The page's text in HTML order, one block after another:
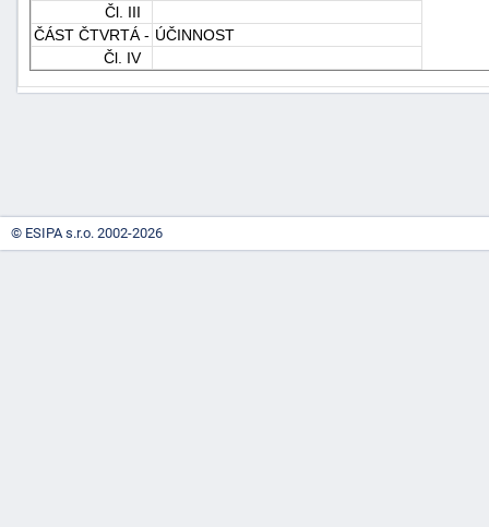
Čl. III
ČÁST ČTVRTÁ - ÚČINNOST
Čl. IV
© ESIPA s.r.o. 2002-2026